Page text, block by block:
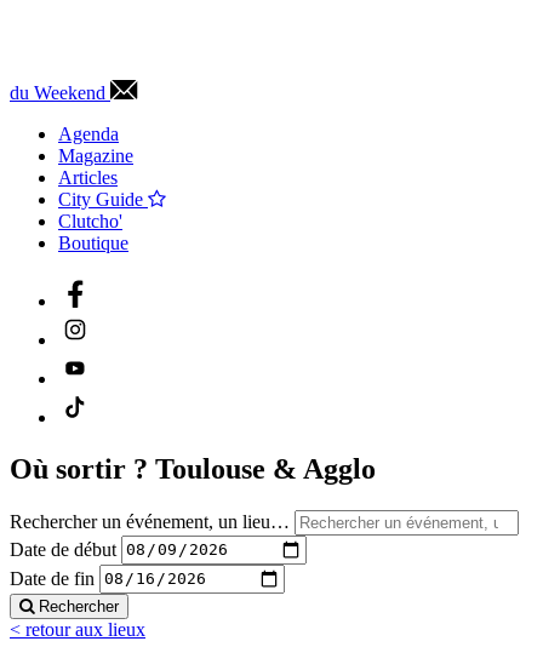
du Weekend
Agenda
Magazine
Articles
City Guide
Clutcho'
Boutique
Où sortir ? Toulouse & Agglo
Rechercher un événement, un lieu…
Date de début
Date de fin
Rechercher
< retour aux lieux